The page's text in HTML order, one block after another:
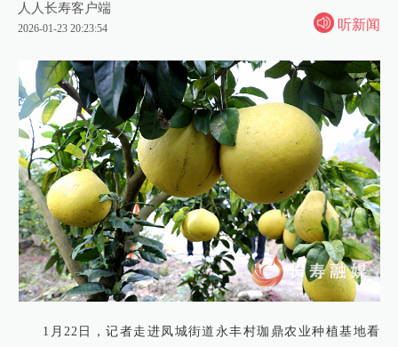
人人长寿客户端
2026-01-23 20:23:54 听新闻
1月22日，记者走进凤城街道永丰村珈鼎农业种植基地看